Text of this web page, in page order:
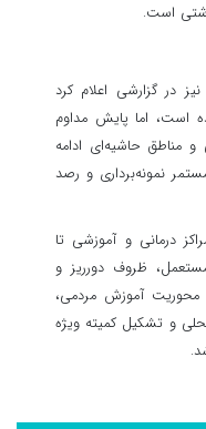
است.
در گزارشی اعلام کرد
است، اما پایش مداوم
و مناطق حاشیه‌ای ادامه
نمونه‌برداری و رصد
درمانی و آموزشی تا
مستعمل، ظروف دورریز و
محوریت آموزش مردمی،
و تشکیل کمیته ویژه